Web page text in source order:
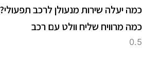
יעלה שירות מנעולן לרכב תפעולי?
מרוויח שליח וולט עם רכב